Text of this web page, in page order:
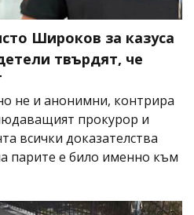
Широков за казуса
твърдят, че
не и анонимни, контрира
прокурор и
всички доказателства
парите е било именно към